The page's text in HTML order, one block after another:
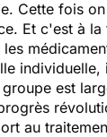
Cette fois
Et c'est à
est
au